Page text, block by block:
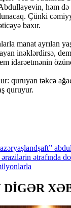
həm
Çünki
baxır.
manat ayrılan
inəklərdirsə,
idarəetmənin
quruyan təkcə
quruyur.
ərazilərin ətrafında
DİGƏR